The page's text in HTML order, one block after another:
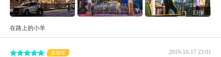
13张
在路上的小羊
2019-10-17 23:01
金骆驼